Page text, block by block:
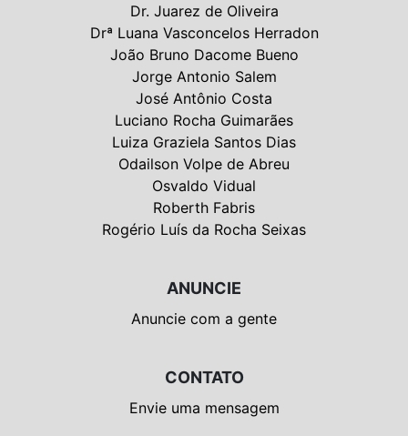
Dr. Juarez de Oliveira
Drª Luana Vasconcelos Herradon
João Bruno Dacome Bueno
Jorge Antonio Salem
José Antônio Costa
Luciano Rocha Guimarães
Luiza Graziela Santos Dias
Odailson Volpe de Abreu
Osvaldo Vidual
Roberth Fabris
Rogério Luís da Rocha Seixas
ANUNCIE
Anuncie com a gente
CONTATO
Envie uma mensagem